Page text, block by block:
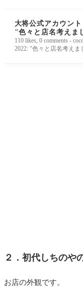
大将公式アカウン
"色々と店名考えま
ました！！師匠あ
😭"
110 likes, 0 comments -
2022: "色々と店名考え
２．初代しちのや
お店の外観です。